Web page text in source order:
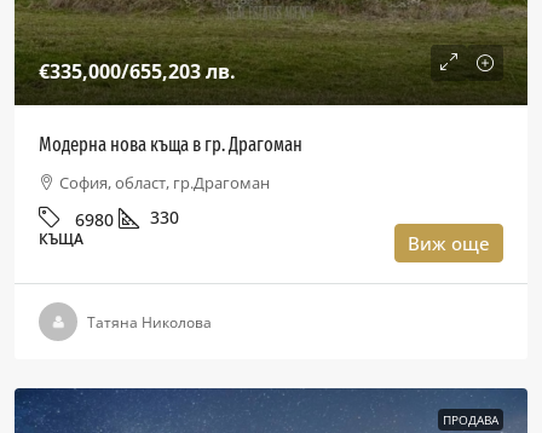
€335,000/655,203 лв.
Модерна нова къща в гр. Драгоман
София, област, гр.Драгоман
6980 330
КЪЩА Виж още
Татяна Николова
ПРОДАВА